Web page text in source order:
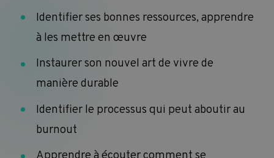
Identifier ses bonnes ressources, apprendre
à les mettre en œuvre
Instaurer son nouvel art de vivre de
manière durable
Identifier le processus qui peut aboutir au
burnout